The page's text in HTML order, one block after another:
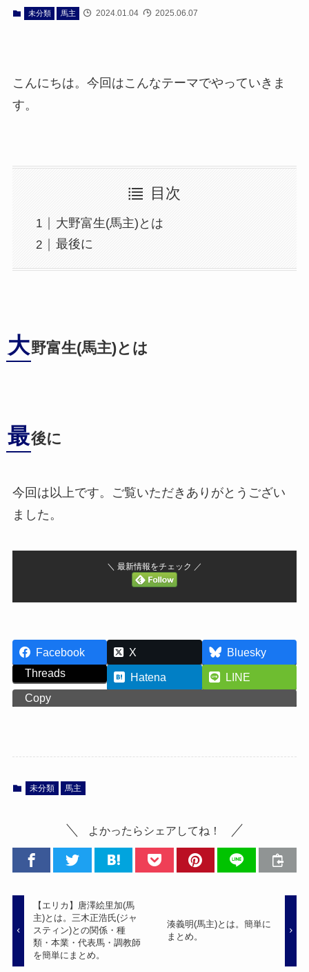
未分類 馬主 2024.01.04 2025.06.07
こんにちは。今回はこんなテーマでやっていきま
す。
目次
大野富生(馬主)とは
最後に
大野富生(馬主)とは
最後に
今回は以上です。ご覧いただきありがとうござい
ました。
＼ 最新情報をチェック ／
Facebook X
Bluesky
Threads
Hatena
LINE
Copy
未分類 馬主
よかったらシェアしてね！
【エリカ】唐澤絵里加(馬
主)とは。三木正浩氏(ジャ
スティン)との関係・種
類・本業・代表馬・調教師
を簡単にまとめ。
湊義明(馬主)とは。簡単に
まとめ。